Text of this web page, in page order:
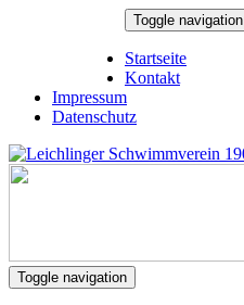
Toggle navigation
Startseite
Kontakt
Impressum
Datenschutz
Toggle navigation